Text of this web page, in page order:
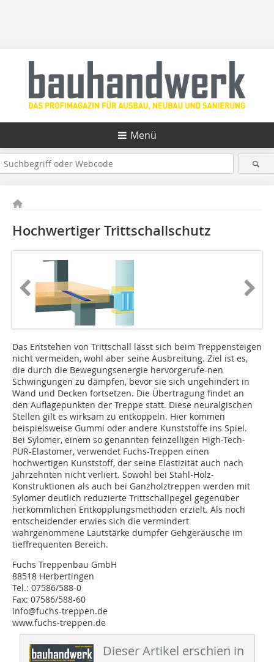
Menü
Hochwertiger Trittschallschutz
Das Entstehen von Trittschall lässt sich beim Treppensteigen
nicht vermeiden, wohl aber seine Ausbreitung. Ziel ist es,
die durch die Bewegungsenergie hervorgerufe-nen
Schwingungen zu dämpfen, bevor sie sich ungehindert in
Wand und Decken fortsetzen. Die Übertragung findet an
den Auflagepunkten der Treppe statt. Diese neuralgischen
Stellen gilt es wirksam zu entkoppeln. Hier kommen
beispielsweise Gummi oder andere Kunststoffe ins Spiel.
Bei Sylomer, einem so genannten feinzelligen High-Tech-
PUR-Elastomer, verwendet Fuchs-Treppen einen
hochwertigen Kunststoff, der seine Elastizität auch nach
Jahrzehnten nicht verliert. Sowohl bei Stahl-Holz-
Konstruktionen als auch bei Ganzholztreppen werden mit
Sylomer deutlich reduzierte Trittschallpegel gegenüber
herkömmlichen Entkopplungsmethoden erzielt. Als noch
entscheidender erwies sich die vermindert
wahrgenommene Lautstärke dumpfer Gehgeräusche im
tieffrequenten Bereich.
Fuchs Treppenbau GmbH
88518 Herbertingen
Tel.: 07586/588-0
Fax: 07586/588-60
info@fuchs-treppen.de
www.fuchs-treppen.de
Dieser Artikel erschien in